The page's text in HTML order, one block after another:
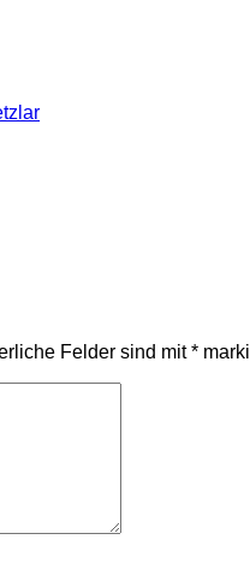
Felder sind mit*